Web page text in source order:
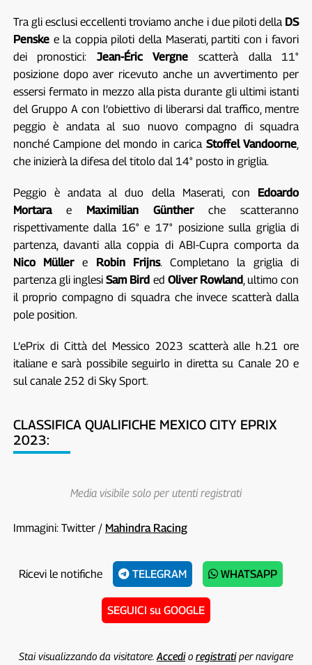
Tra gli esclusi eccellenti troviamo anche i due piloti della DS
Penskee la coppia piloti della Maserati, partiti con i favori
dei pronostici: Jean-Éric Vergne scatterà dalla 11°
posizione dopo aver ricevuto anche un avvertimento per
essersi fermato in mezzo alla pista durante gli ultimi istanti
del Gruppo A con l’obiettivo di liberarsi dal traffico, mentre
peggio è andata al suo nuovo compagno di squadra
nonché Campione del mondo in carica Stoffel Vandoorne,
che inizierà la difesa del titolo dal 14° posto in griglia.
Peggio è andata al duo della Maserati, con Edoardo
Mortarae Maximilian Güntherche scatteranno
rispettivamente dalla 16° e 17° posizione sulla griglia di
partenza, davanti alla coppia di ABI-Cupra comporta da
Nico Müllere Robin Frijns. Completano la griglia di
partenza gli inglesiSam Bird ed Oliver Rowland, ultimo con
il proprio compagno di squadra che invece scatterà dalla
pole position.
L’ePrix di Città del Messico 2023 scatterà alle h.21 ore
italiane e sarà possibile seguirlo in diretta su Canale 20 e
sul canale 252 di Sky Sport.
CLASSIFICA QUALIFICHE MEXICO CITY EPRIX
2023:
Media visibile solo per utenti registrati
Immagini: Twitter / Mahindra Racing
Ricevi le notifiche TELEGRAM WHATSAPP
SEGUICI su GOOGLE
Stai visualizzando da visitatore. Accedio registratiper navigare